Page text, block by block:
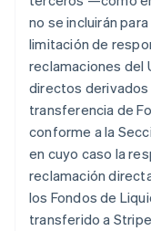
no se incluirán
limitación de
reclamaciones del
directos derivados
transferencia de
conforme a la
en cuyo caso la
reclamación
los Fondos de
transferido a